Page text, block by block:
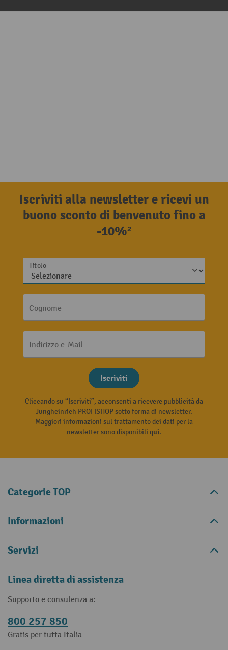
Iscriviti alla newsletter e ricevi un
buono sconto di benvenuto fino a
-10%²
Titolo
Cognome
Indirizzo e-Mail
Iscriviti
Cliccando su “Iscriviti”, acconsenti a ricevere pubblicità da
Jungheinrich PROFISHOP sotto forma di newsletter.
Maggiori informazioni sul trattamento dei dati per la
newsletter sono disponibili qui.
Categorie TOP
Informazioni
Servizi
Linea diretta di assistenza
Supporto e consulenza a:
800 257 850
Gratis per tutta Italia